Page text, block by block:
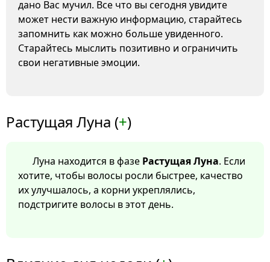
дано Вас мучил. Все что вы сегодня увидите
может нести важную информацию, старайтесь
запомнить как можно больше увиденного.
Старайтесь мыслить позитивно и ограничить
свои негативные эмоции.
Растущая Луна (+)
Луна находится в фазе Растущая Луна. Если
хотите, чтобы волосы росли быстрее, качество
их улучшалось, а корни укреплялись,
подстригите волосы в этот день.